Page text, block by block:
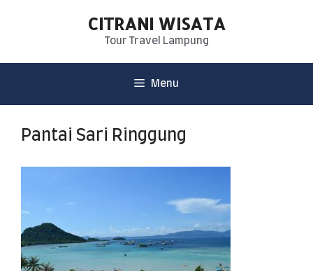
CITRANI WISATA
Tour Travel Lampung
Menu
Pantai Sari Ringgung